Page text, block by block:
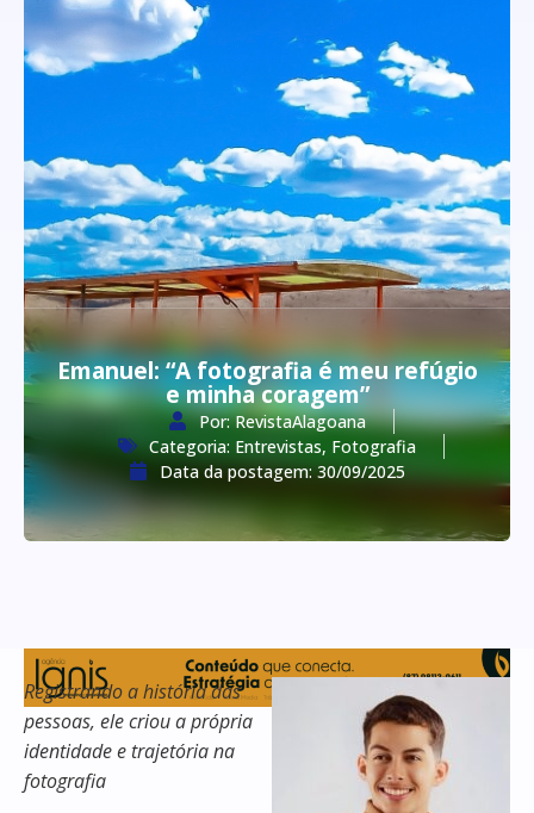
Emanuel: “A fotografia é meu refúgio
e minha coragem”
Por:RevistaAlagoana
Categoria: Entrevistas, Fotografia
Data da postagem: 30/09/2025
Registrando a história das
pessoas, ele criou a própria
identidade e trajetória na
fotografia